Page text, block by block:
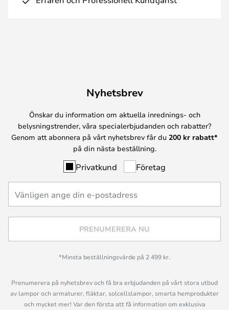
Nyhetsbrev
Önskar du information om aktuella inrednings- och
belysningstrender, våra specialerbjudanden och rabatter?
Genom att abonnera på vårt nyhetsbrev får du 200 kr rabatt*
på din nästa beställning.
Privatkund Företag
PRENUMERERA NU
*Minsta beställningsvärde på 2 499 kr.
Prenumerera på nyhetsbrev och få bra erbjudanden på vårt stora utbud
av lampor och armaturer, fläktar, solcellslampor, smarta hemprodukter
och mycket mer! Var den första att få information om exklusiva